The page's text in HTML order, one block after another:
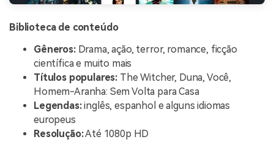
Biblioteca de conteúdo
Gêneros:Drama, ação, terror, romance, ficção
científica e muito mais
Títulos populares: The Witcher, Duna, Você,
Homem-Aranha: Sem Volta para Casa
Legendas:inglês, espanhol e alguns idiomas
europeus
Resolução:Até 1080p HD